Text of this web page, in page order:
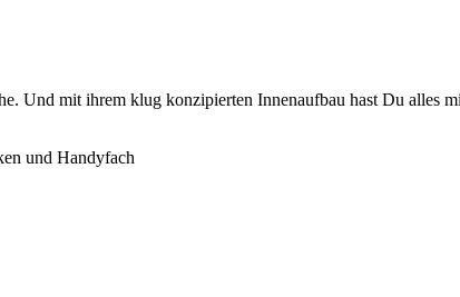
Und mit ihrem klug konzipierten Innenaufbau hast Du alles
und Handyfach